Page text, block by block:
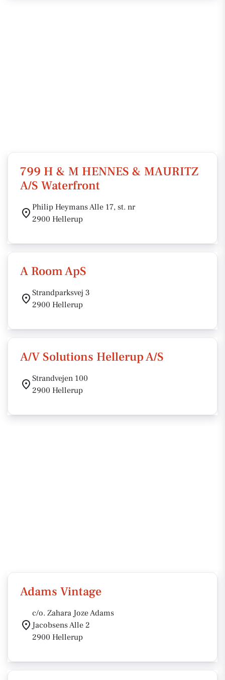
799 H & M HENNES & MAURITZ
A/S Waterfront
Philip Heymans Alle 17, st. nr
2900 Hellerup
A Room ApS
Strandparksvej 3
2900 Hellerup
A/V Solutions Hellerup A/S
Strandvejen 100
2900 Hellerup
Adams Vintage
c/o. Zahara Joze Adams
Jacobsens Alle 2
2900 Hellerup